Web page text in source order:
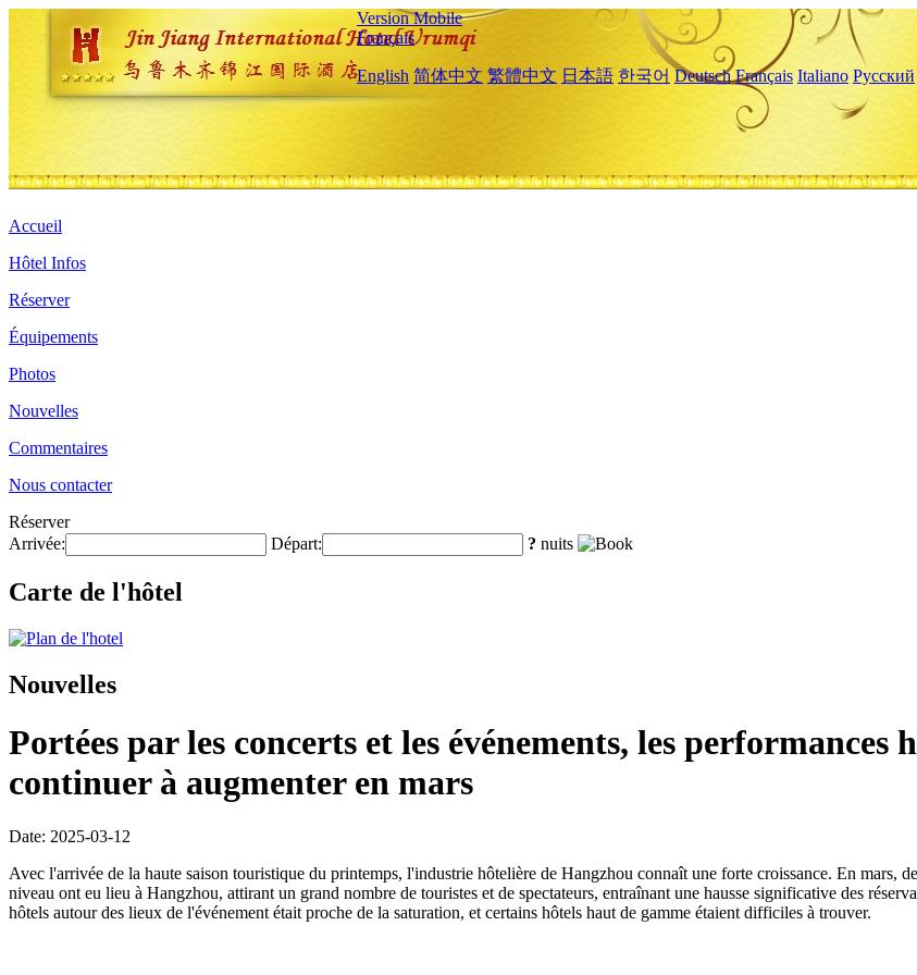
Version Mobile
Français
English 简体中文 繁體中文 日本語 한국어 Deutsch Français Italiano Русский
Accueil
Hôtel Infos
Réserver
Équipements
Photos
Nouvelles
Commentaires
Nous contacter
Réserver
Arrivée:
Départ: ? nuits
Carte de l'hôtel
Nouvelles
Portées par les concerts et les événements, les
continuer à augmenter en mars
Date: 2025-03-12
Avec l'arrivée de la haute saison touristique du printemps, l'industrie hôtelière de Hangzhou connaît une forte croissance. En mars,
niveau ont eu lieu à Hangzhou, attirant un grand nombre de touristes et de spectateurs, entraînant une hausse significative des
hôtels autour des lieux de l'événement était proche de la saturation, et certains hôtels haut de gamme étaient difficiles à trouver.